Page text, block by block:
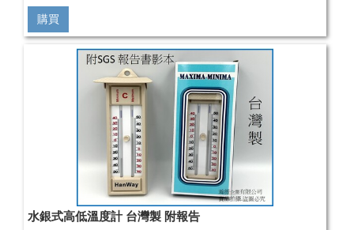
購買
水銀式高低溫度計 台灣製 附報告